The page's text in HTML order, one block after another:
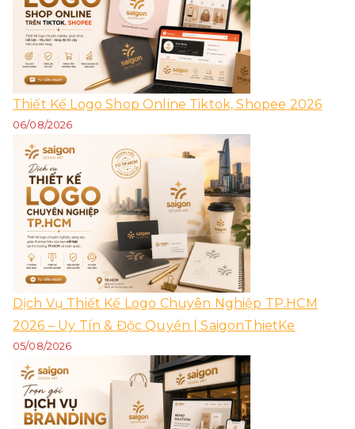
Thiết Kế Logo Shop Online Tiktok, Shopee 2026
06/08/2026
Dịch Vụ Thiết Kế Logo Chuyên Nghiệp TP.HCM
2026 – Uy Tín & Độc Quyền | SaigonThietKe
05/08/2026